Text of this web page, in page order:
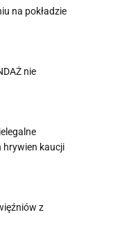
na pokładzie
nie
hrywien kaucji
z